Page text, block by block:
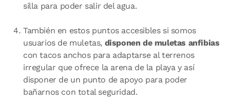
silla para poder salir del agua.
También en estos puntos accesibles si somos
usuarios de muletas, disponen de muletas anfibias
con tacos anchos para adaptarse al terrenos
irregular que ofrece la arena de la playa y así
disponer de un punto de apoyo para poder
bañarnos con total seguridad.